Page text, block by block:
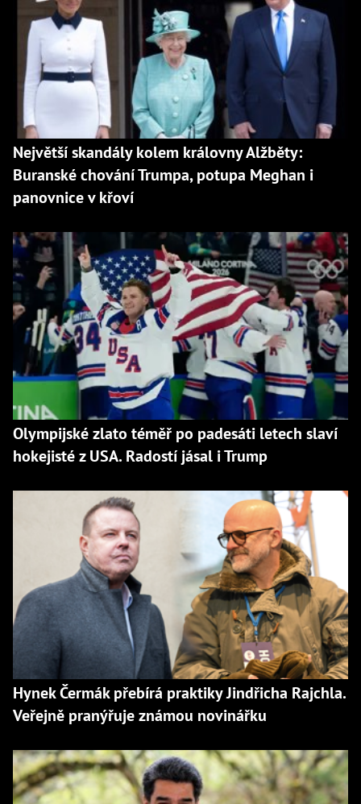
Největší skandály kolem královny Alžběty:
Buranské chování Trumpa, potupa Meghan i
panovnice v křoví
Olympijské zlato téměř po padesáti letech slaví
hokejisté z USA. Radostí jásal i Trump
Hynek Čermák přebírá praktiky Jindřicha Rajchla.
Veřejně pranýřuje známou novinářku